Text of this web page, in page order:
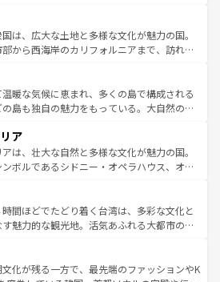
してほしい。
ま残る町や、スイスならではのユニークな
アルプス観光だけでなく町歩きも満喫する
国民の所得が高いため物価も高いが、旅行
で観光を楽しむこともできる。 なお、新
報はコンテンツ一覧 を参照してほしい。
は、広大な土地と多様な文化が魅力の国。
から西海岸のカリフォルニアまで、訪れる
市は、観光、ショッピング、エンターテイ
った刺激的なスポットだ。一方、アメリカ
が広がり、グランドキャニオンやイエロー
リンズでは、音楽と美食が融合した独特の
行者はアメリカの各地域で異なる魅力を楽
の多様性と豊かな歴史を感じることができ
タイルだ。 なお、新着のアメリカ
ンツ一覧を参照してほしい。
暖な気候に恵まれ、多くの島で構成される
島も独自の魅力をもっている。大自然の神
ない。また、定番の観光地といえばオアフ
自然を求めるならマウイ島やカウアイ島が
ラルドグリーンに輝く海をはじめ、豊かな
の心で訪れる人々を迎えてくれるハワイの
ローカルフードやハワイアンミュージッ
ラダンスなど、すべてがハワイの魅力を彩
しい。 なお、新着のハワイ情報
覧を参照してほしい。
ア
は、壮大な自然と多様な文化が魅力の国。
ボルであるシドニー・オペラハウス、オー
陸中央部にそびえるウルル（エアーズロッ
アの美しい原生林やケアンズの熱帯雨林な
たくさん。また、カフェやワイン、オージ
ビティも充実しており、サーフィンやダイ
ングなど、アウトドア好きにはたまらな
間ほどでたどり着く台湾は、多彩な文化と
魅力的な観光地。活気あふれる大都市の台
山岳地帯である台湾東部など、都市の喧騒
が共存しており、訪れる人に新しい発見と
化が残る一方で、最先端のファッションやK